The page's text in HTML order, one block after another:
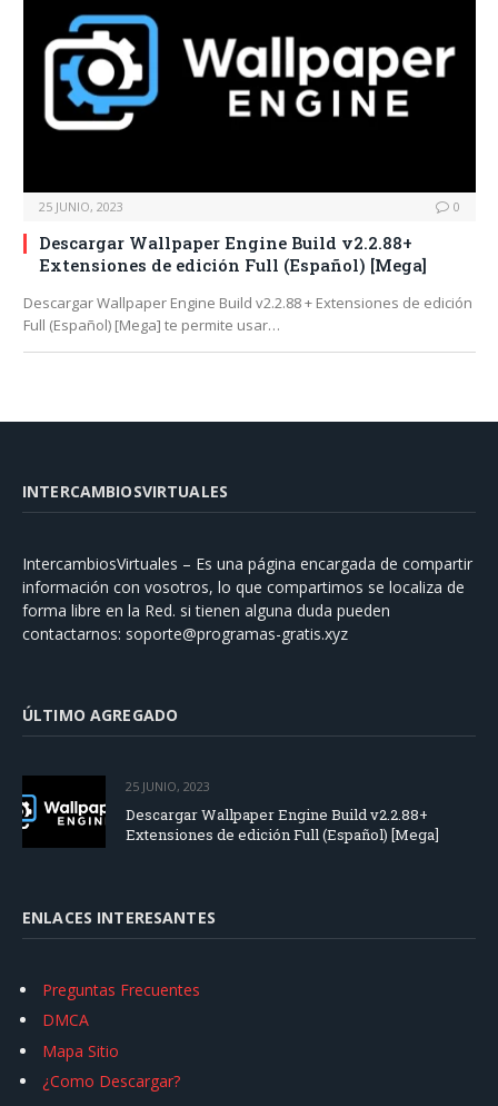
25 JUNIO, 2023 0
Descargar Wallpaper Engine Build v2.2.88+
Extensiones de edición Full (Español) [Mega]
Descargar Wallpaper Engine Build v2.2.88 + Extensiones de edición
Full (Español) [Mega] te permite usar…
INTERCAMBIOSVIRTUALES
IntercambiosVirtuales – Es una página encargada de compartir
información con vosotros, lo que compartimos se localiza de
forma libre en la Red. si tienen alguna duda pueden
contactarnos: soporte@programas-gratis.xyz
ÚLTIMO AGREGADO
25 JUNIO, 2023
Descargar Wallpaper Engine Build v2.2.88+
Extensiones de edición Full (Español) [Mega]
ENLACES INTERESANTES
Preguntas Frecuentes
DMCA
Mapa Sitio
¿Como Descargar?